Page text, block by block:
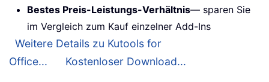
Bestes Preis-Leistungs-Verhältnis— sparen Sie
im Vergleich zum Kauf einzelner Add-Ins
Weitere Details zu Kutools for
Office...
Kostenloser Download...